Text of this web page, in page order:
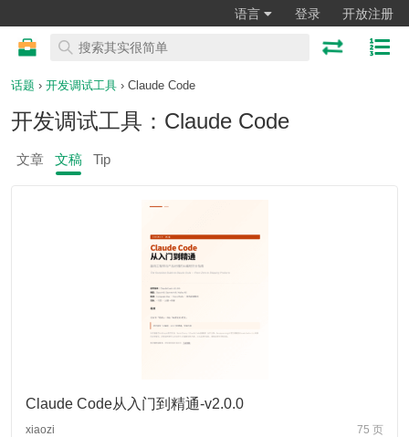
语言 登录 开放注册
话题 › 开发调试工具 › Claude Code
开发调试工具：Claude Code
文章 文稿 Tip
Claude Code从入门到精通-v2.0.0
xiaozi 75 页